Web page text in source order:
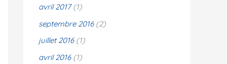
avril 2017(1)
septembre 2016(2)
juillet 2016(1)
avril 2016(1)